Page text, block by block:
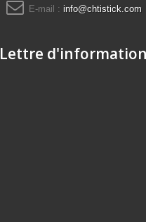
E-mail : info@chtistick.com
Lettre